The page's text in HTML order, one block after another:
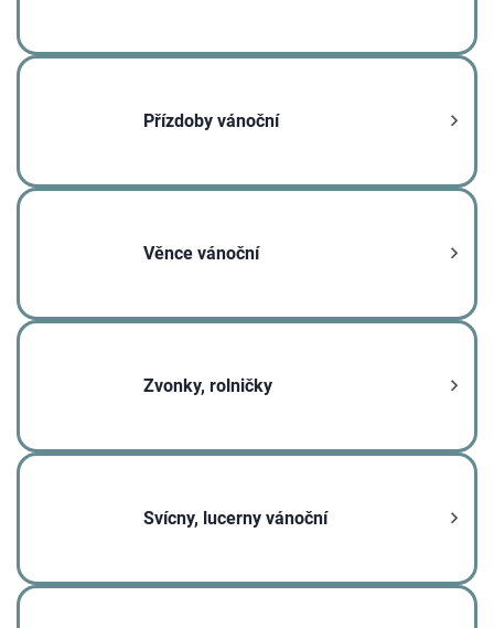
Přízdoby vánoční
Věnce vánoční
Zvonky, rolničky
Svícny, lucerny vánoční